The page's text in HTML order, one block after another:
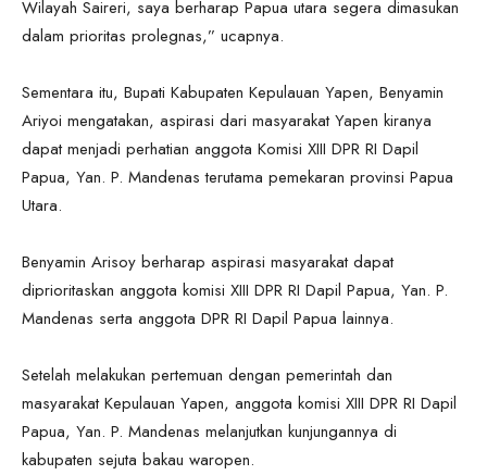
Wilayah Saireri, saya berharap Papua utara segera dimasukan
dalam prioritas prolegnas,” ucapnya.
Sementara itu, Bupati Kabupaten Kepulauan Yapen, Benyamin
Ariyoi mengatakan, aspirasi dari masyarakat Yapen kiranya
dapat menjadi perhatian anggota Komisi XIII DPR RI Dapil
Papua, Yan. P. Mandenas terutama pemekaran provinsi Papua
Utara.
Benyamin Arisoy berharap aspirasi masyarakat dapat
diprioritaskan anggota komisi XIII DPR RI Dapil Papua, Yan. P.
Mandenas serta anggota DPR RI Dapil Papua lainnya.
Setelah melakukan pertemuan dengan pemerintah dan
masyarakat Kepulauan Yapen, anggota komisi XIII DPR RI Dapil
Papua, Yan. P. Mandenas melanjutkan kunjungannya di
kabupaten sejuta bakau waropen.